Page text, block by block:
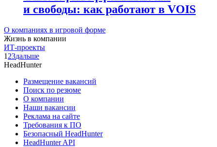
и свободы: как работают в VOIS
О компаниях в игровой форме
Жизнь в компании
ИТ-проекты
1 23дальше
HeadHunter
Размещение вакансий
Поиск по резюме
О компании
Наши вакансии
Реклама на сайте
Требования к ПО
Безопасный HeadHunter
HeadHunter API